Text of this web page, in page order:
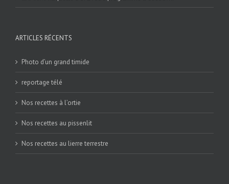
ARTICLES RÉCENTS
Photo d’un grand timide
reportage télé
Nos recettes à l’ortie
Nos recettes au pissenlit
Nos recettes au lierre terrestre